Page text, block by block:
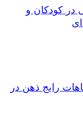
در کودکان و
رایج ذهن در